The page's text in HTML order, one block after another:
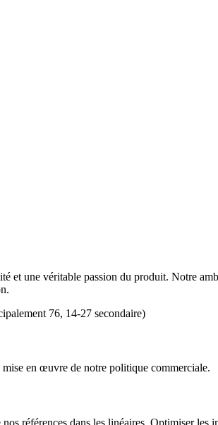
et une véritable passion du produit. Notre
76, 14-27 secondaire)
en œuvre de notre politique commerciale.
références dans les linéaires. Optimiser les